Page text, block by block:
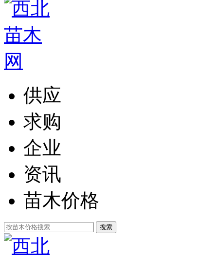
供应
求购
企业
资讯
苗木价格